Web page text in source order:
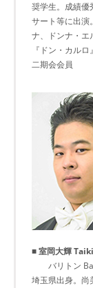
奨学生。成績優
サート等に出演
ナ、ドンナ・エ
『ドン・カル
二期会会員
■ 室岡大輝
バリトン
埼玉県出身。尚